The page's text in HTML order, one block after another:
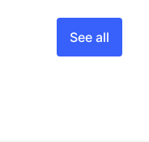
See all